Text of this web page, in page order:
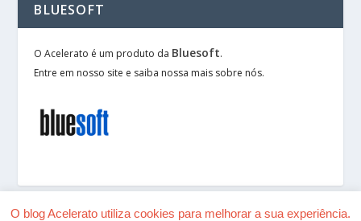
BLUESOFT
O Acelerato é um produto da Bluesoft.
Entre em nosso site e saiba nossa mais sobre nós.
O blog Acelerato utiliza cookies para melhorar a sua experiência.